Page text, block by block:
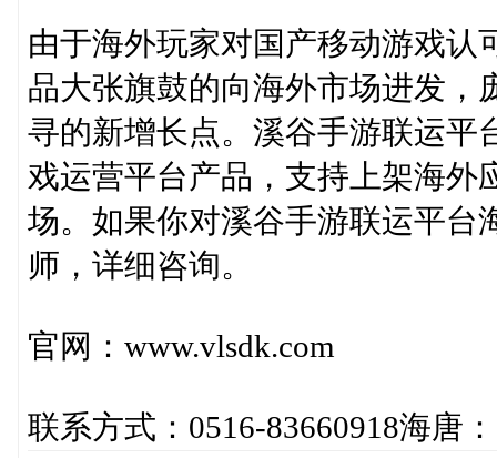
由于海外玩家对国产移动游戏认
品大张旗鼓的向海外市场进发，
寻的新增长点。溪谷手游联运平
戏运营平台产品，支持上架海外
场。如果你对溪谷手游联运平台
师，详细咨询。
官网：www.vlsdk.com
联系方式：0516-83660918海唐